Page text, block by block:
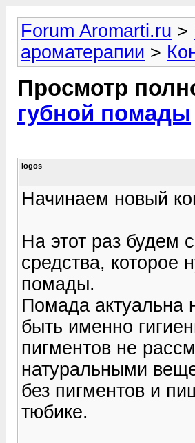
Forum Aromarti.ru >
ароматерапии >
Просмотр
губной помады
logos
Начинаем новый
На этот раз будем
средства, которое
помады.
Помада актуальна
быть именно
пигментов не
натуральными
без пигментов и
тюбике.